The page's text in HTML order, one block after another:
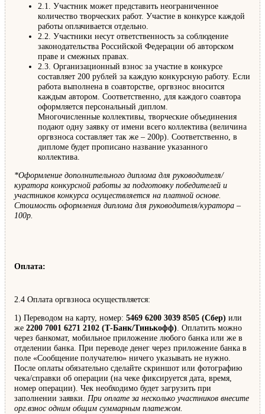
2.1. Участник может представить неограниченное
количество творческих работ. Участие в конкурсе каждой
работы оплачивается отдельно.
2.2. Участники несут ответственность за соблюдение
законодательства Российской Федерации об авторском
праве и смежных правах.
2.3. Организационный взнос за участие в конкурсе
составляет 200 рублей за каждую конкурсную работу. Если
работа выполнена в соавторстве, оргвзнос вносится
каждым автором. Соответственно, для каждого соавтора
оформляется персональный диплом.
Многочисленные коллективы, творческие объединения
подают одну заявку от имени всего коллектива (величина
оргвзноса составляет так же – 200р). Соответственно, в
дипломе будет прописано название указанного
коллектива.
*Оформление дополнительного диплома для руководителя/
куратора конкурсной работы за подготовку победителей и
участников конкурса осуществляется на платной основе.
Стоимость оформления диплома для руководителя/куратора –
100р.
Оплата:
2.4 Оплата оргвзноса осуществляется:
1) Переводом на карту, номер: 5469 6200 3039 8505 (Сбер) или
же 2200 7001 6271 2102 (Т-Банк/Тинькофф) . Оплатить можно
через банкомат, мобильное приложение любого банка или же в
отделении банка. При переводе денег через приложение банка в
поле «Сообщение получателю» ничего указывать не нужно.
После оплаты обязательно сделайте скриншот или фотографию
чека/справки об операции (на чеке фиксируется дата, время,
номер операции). Чек необходимо будет загрузить при
заполнении заявки. При оплате за несколько участников внесите
орг.взнос одним общим суммарным платежом.